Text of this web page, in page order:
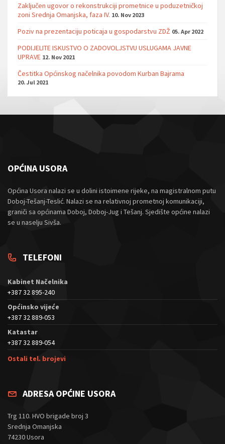
Zaključen ugovor o rekonstrukciji prometnice u poduzetničkoj
zoni Srednja Omanjska, faza IV. 10. Nov 2023
Poziv na prezentaciju poticaja u gospodarstvu ZDŽ 05. Apr 2022
PODIJELITE ISKUSTVO O ZADOVOLJSTVU USLUGAMA JAVNE
UPRAVE 12. Nov 2021
Čestitka Općinskog načelnika povodom Kurban Bajrama
20. Jul 2021
OPĆINA USORA
Općina Usora nalazi se u dolini istoimene rijeke, na magistralnom putu
Doboj-Tešanj-Teslić. Nalazi se na relativnoj prometnoj komunikaciji,
graniči sa općinama Doboj, Doboj-Jug i Tešanj. Sjedište općine nalazi
se u naselju Sivša.
TELEFONI
Kabinet Načelnika
+387 32 895-240
Općinsko vijeće
+387 32 889-053
Katastar
+387 32 889-054
Ostali tel. brojevi
ADRESA OPĆINE USORA
Trg 110. HVO brigade broj 3
Srednja Omanjska
74230 Usora